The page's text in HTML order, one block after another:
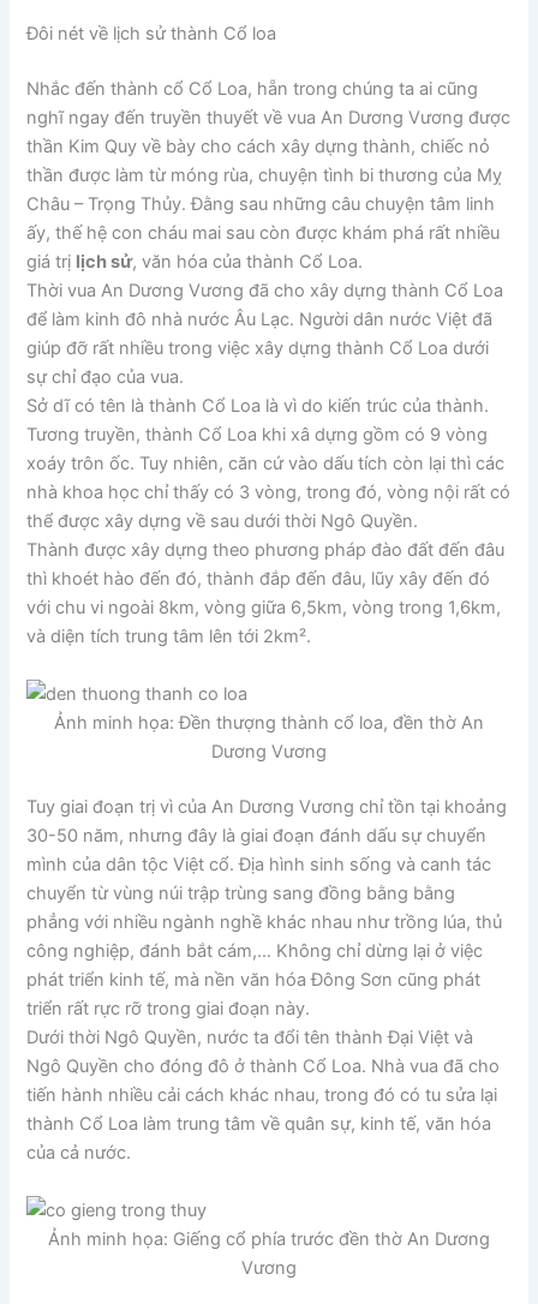
Đôi nét về lịch sử thành Cổ loa
Nhắc đến thành cổ Cổ Loa, hẵn trong chúng ta ai cũng
nghĩ ngay đến truyền thuyết về vua An Dương Vương được
thần Kim Quy về bày cho cách xây dựng thành, chiếc nỏ
thần được làm từ móng rùa, chuyện tình bi thương của Mỵ
Châu – Trọng Thủy. Đằng sau những câu chuyện tâm linh
ấy, thế hệ con cháu mai sau còn được khám phá rất nhiều
giá trị lịch sử, văn hóa của thành Cổ Loa.
Thời vua An Dương Vương đã cho xây dựng thành Cổ Loa
để làm kinh đô nhà nước Âu Lạc. Người dân nước Việt đã
giúp đỡ rất nhiều trong việc xây dựng thành Cổ Loa dưới
sự chỉ đạo của vua.
Sở dĩ có tên là thành Cổ Loa là vì do kiến trúc của thành.
Tương truyền, thành Cổ Loa khi xâ dựng gồm có 9 vòng
xoáy trôn ốc. Tuy nhiên, căn cứ vào dấu tích còn lại thì các
nhà khoa học chỉ thấy có 3 vòng, trong đó, vòng nội rất có
thể được xây dựng về sau dưới thời Ngô Quyền.
Thành được xây dựng theo phương pháp đào đất đến đâu
thì khoét hào đến đó, thành đắp đến đâu, lũy xây đến đó
với chu vi ngoài 8km, vòng giữa 6,5km, vòng trong 1,6km,
và diện tích trung tâm lên tới 2km².
Ảnh minh họa: Đền thượng thành cổ loa, đền thờ An
Dương Vương
Tuy giai đoạn trị vì của An Dương Vương chỉ tồn tại khoảng
30-50 năm, nhưng đây là giai đoạn đánh dấu sự chuyển
mình của dân tộc Việt cổ. Địa hình sinh sống và canh tác
chuyển từ vùng núi trập trùng sang đồng bằng bằng
phẳng với nhiều ngành nghề khác nhau như trồng lúa, thủ
công nghiệp, đánh bắt cám,… Không chỉ dừng lại ở việc
phát triển kinh tế, mà nền văn hóa Đông Sơn cũng phát
triển rất rực rỡ trong giai đoạn này.
Dưới thời Ngô Quyền, nước ta đổi tên thành Đại Việt và
Ngô Quyền cho đóng đô ở thành Cổ Loa. Nhà vua đã cho
tiến hành nhiều cải cách khác nhau, trong đó có tu sửa lại
thành Cổ Loa làm trung tâm về quân sự, kinh tế, văn hóa
của cả nước.
Ảnh minh họa: Giếng cổ phía trước đền thờ An Dương
Vương